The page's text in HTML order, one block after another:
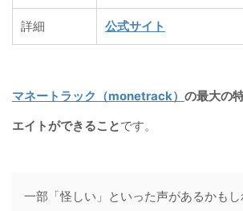
詳細 公式サイト
マネートラック（monetrack） の最大の
エイトができることです。
一部「怪しい」といった声があるかも